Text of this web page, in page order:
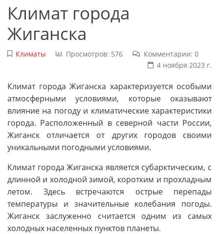
Климат города
Жиганска
Климаты Просмотров: 576
Комментарии: 0
4 ноября 2023 г.
Климат города Жиганска характеризуется особыми
атмосферными условиями, которые оказывают
влияние на погоду и климатические характеристики
города. Расположенный в северной части России,
Жиганск отличается от других городов своими
уникальными погодными условиями.
Климат города Жиганска является субарктическим, с
длинной и холодной зимой, коротким и прохладным
летом. Здесь встречаются острые перепады
температуры и значительные колебания погоды.
Жиганск заслуженно считается одним из самых
холодных населенных пунктов планеты.